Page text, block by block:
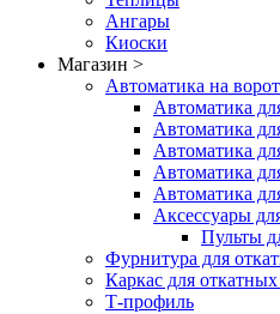
Ангары
Киоски
Магазин >
Автоматика на
Автоматика
Автоматика
Автоматика
Автоматика
Автоматика
Аксессуары
Пульты
Фурнитура для
Каркас для
Т-профиль